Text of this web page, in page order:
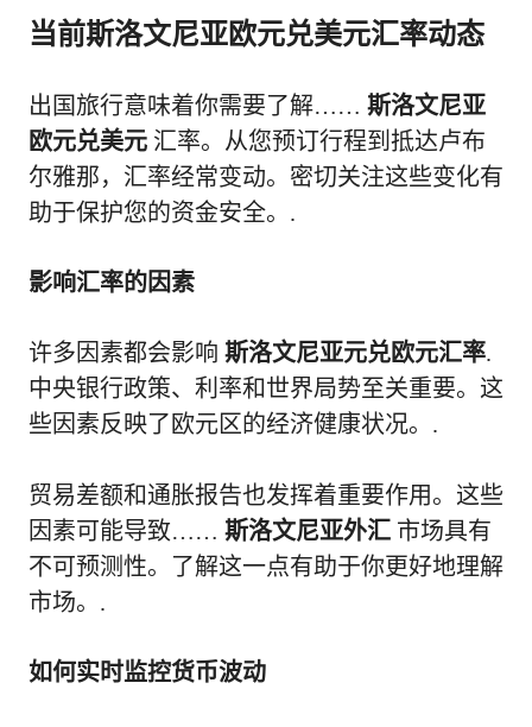
当前斯洛文尼亚欧元兑美元汇率动态
出国旅行意味着你需要了解…… 斯洛文尼亚
欧元兑美元 汇率。从您预订行程到抵达卢布
尔雅那，汇率经常变动。密切关注这些变化有
助于保护您的资金安全。.
影响汇率的因素
许多因素都会影响 斯洛文尼亚元兑欧元汇率.
中央银行政策、利率和世界局势至关重要。这
些因素反映了欧元区的经济健康状况。.
贸易差额和通胀报告也发挥着重要作用。这些
因素可能导致…… 斯洛文尼亚外汇 市场具有
不可预测性。了解这一点有助于你更好地理解
市场。.
如何实时监控货币波动